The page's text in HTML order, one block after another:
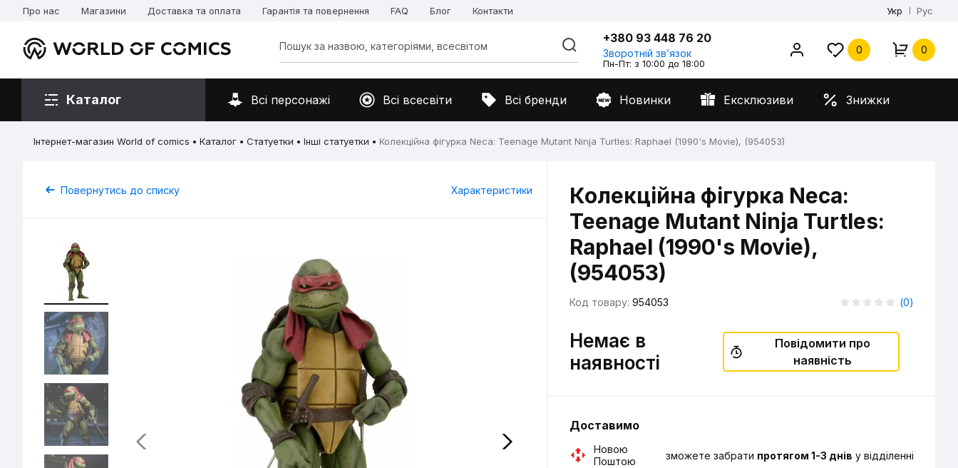
Про нас Магазини Доставка та оплата Гарантія та повернення FAQ Блог Контакти Укр Рус
+380 93 448 76 20
Зворотній звʼязок
Пн-Пт: з 10:00 до 18:00
0 0
Каталог Всі персонажі Всі всесвіти Всі бренди Новинки Ексклюзиви Знижки
Інтернет-магазин World of comics Каталог Статуетки Інші статуетки Колекційна фігурка Neca: Teenage Mutant Ninja Turtles: Raphael (1990's Movie), (954053)
Повернутись до списку Характеристики
Колекційна фігурка Neca:
Teenage Mutant Ninja Turtles:
Raphael (1990's Movie),
(954053)
Код товару: 954053 (0)
Немає в
наявності
Повідомити про
наявність
Доставимо
Новою
Поштою
зможете забрати протягом 1-3 днів у відділенні